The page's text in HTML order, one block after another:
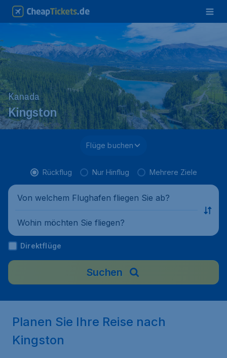
Kanada
Kingston
Flüge buchen
Rückflug Nur Hinflug Mehrere Ziele
Von welchem Flughafen fliegen Sie ab?
Wohin möchten Sie fliegen?
Direktflüge
Suchen
Planen Sie Ihre Reise nach
Kingston